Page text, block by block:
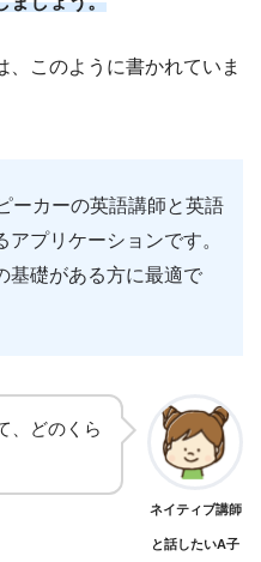
、このように書かれていま
ーカーの英語講師と英語
プリケーションです。
基礎がある方に最適で
、どのくら
ネイティブ講師
と話したいA子